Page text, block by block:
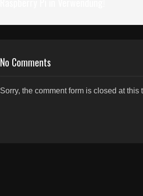
No Comments
Sorry, the comment form is closed at this